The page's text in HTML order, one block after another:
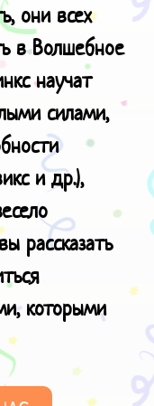
они всех
в Волшебное
научат
силами,
и др.),
рассказать
, которыми